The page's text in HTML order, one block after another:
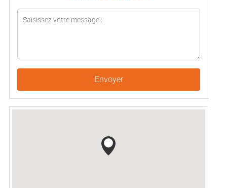
Envoyer